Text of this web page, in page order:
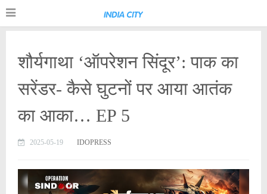
शौर्यगाथा ‘ऑपरेशन सिंदूर’: पाक का
सरेंडर- कैसे घुटनों पर आया आतंक
का आका… EP 5
2025-05-19 IDOPRESS